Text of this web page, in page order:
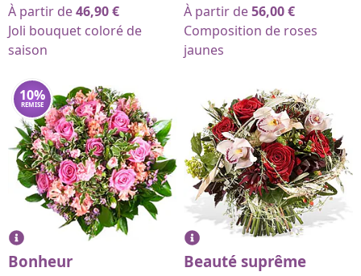
À partir de46,90€
Joli bouquet coloré de
saison
À partir de56,00€
Composition de roses
jaunes
10%
REMISE
Bonheur Beauté suprême